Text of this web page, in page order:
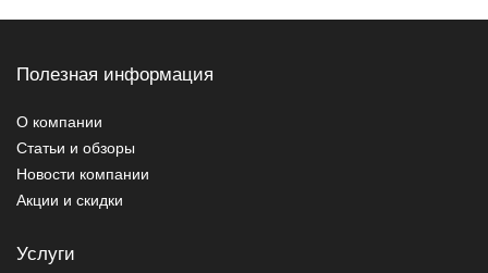
Полезная информация
О компании
Статьи и обзоры
Новости компании
Акции и скидки
Услуги